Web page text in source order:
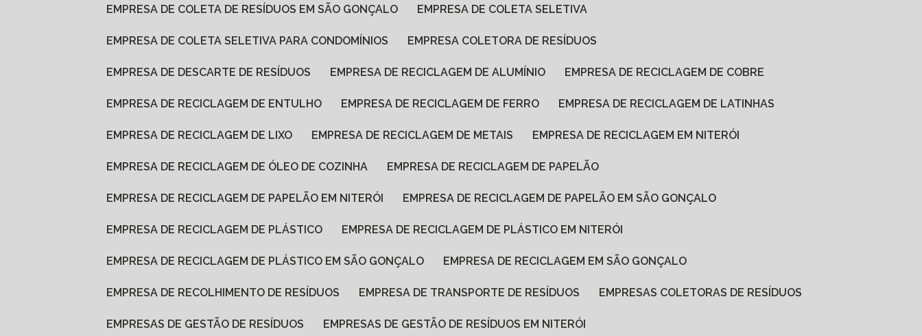
EMPRESA DE COLETA DE RESÍDUOS EM SÃO GONÇALO EMPRESA DE COLETA SELETIVA
EMPRESA DE COLETA SELETIVA PARA CONDOMÍNIOS EMPRESA COLETORA DE RESÍDUOS
EMPRESA DE DESCARTE DE RESÍDUOS EMPRESA DE RECICLAGEM DE ALUMÍNIO EMPRESA DE RECICLAGEM DE COBRE
EMPRESA DE RECICLAGEM DE ENTULHO EMPRESA DE RECICLAGEM DE FERRO EMPRESA DE RECICLAGEM DE LATINHAS
EMPRESA DE RECICLAGEM DE LIXO EMPRESA DE RECICLAGEM DE METAIS EMPRESA DE RECICLAGEM EM NITERÓI
EMPRESA DE RECICLAGEM DE ÓLEO DE COZINHA EMPRESA DE RECICLAGEM DE PAPELÃO
EMPRESA DE RECICLAGEM DE PAPELÃO EM NITERÓI EMPRESA DE RECICLAGEM DE PAPELÃO EM SÃO GONÇALO
EMPRESA DE RECICLAGEM DE PLÁSTICO EMPRESA DE RECICLAGEM DE PLÁSTICO EM NITERÓI
EMPRESA DE RECICLAGEM DE PLÁSTICO EM SÃO GONÇALO EMPRESA DE RECICLAGEM EM SÃO GONÇALO
EMPRESA DE RECOLHIMENTO DE RESÍDUOS EMPRESA DE TRANSPORTE DE RESÍDUOS EMPRESAS COLETORAS DE RESÍDUOS
EMPRESAS DE GESTÃO DE RESÍDUOS EMPRESAS DE GESTÃO DE RESÍDUOS EM NITERÓI